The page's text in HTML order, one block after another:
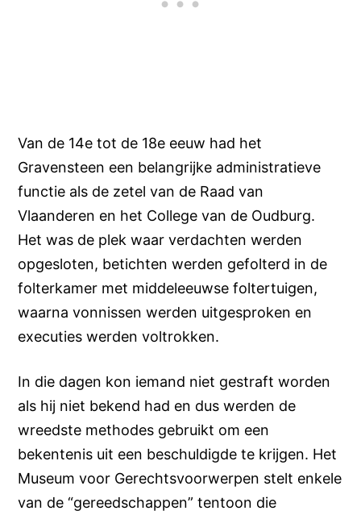
Van de 14e tot de 18e eeuw had het
Gravensteen een belangrijke administratieve
functie als de zetel van de Raad van
Vlaanderen en het College van de Oudburg.
Het was de plek waar verdachten werden
opgesloten, betichten werden gefolterd in de
folterkamer met middeleeuwse foltertuigen,
waarna vonnissen werden uitgesproken en
executies werden voltrokken.
In die dagen kon iemand niet gestraft worden
als hij niet bekend had en dus werden de
wreedste methodes gebruikt om een
bekentenis uit een beschuldigde te krijgen. Het
Museum voor Gerechtsvoorwerpen stelt enkele
van de “gereedschappen” tentoon die